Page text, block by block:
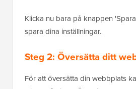
Klicka nu bara på knappen
spara dina inställningar.
Steg 2: Översätta ditt
För att översätta din webbplats